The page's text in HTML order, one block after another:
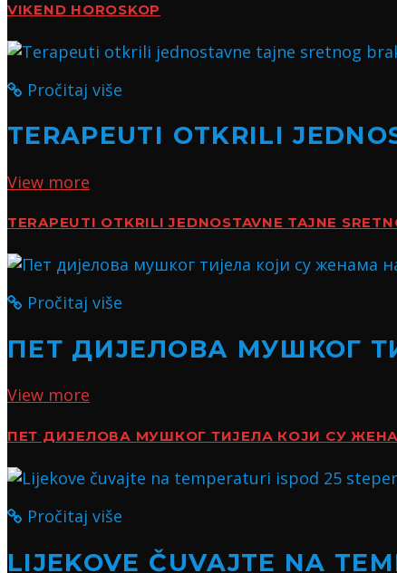
VIKEND HOROSKOP
Pročitaj više
TERAPEUTI OTKRILI
View more
TERAPEUTI OTKRILI JEDNOSTAVNE TAJNE
Pročitaj više
ПЕТ ДИЈЕЛОВА МУШКОГ
View more
ПЕТ ДИЈЕЛОВА МУШКОГ ТИЈЕЛА КОЈИ СУ
Pročitaj više
LIJEKOVE ČUVAJTE NA